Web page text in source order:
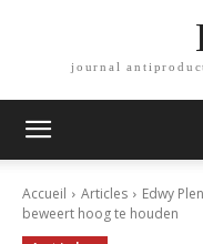
journal
Accueil Articles
Edwy
beweert hoog te houden